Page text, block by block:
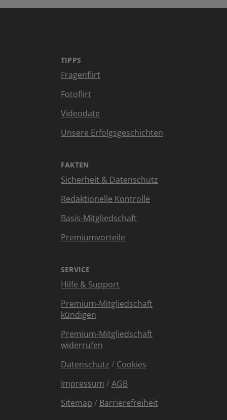
TIPPS
Fragenflirt
Fotoflirt
Videodate
Unsere Erfolgsgeschichten
FAKTEN
Sicherheit & Datenschutz
Redaktionelle Kontrolle
Basis-Mitgliedschaft
Premiumvorteile
SERVICE
Hilfe & Support
Premium-Mitgliedschaft
kündigen
Premium-Mitgliedschaft
widerrufen
Datenschutz / Cookies
Impressum /AGB
Sitemap / Barrierefreiheit